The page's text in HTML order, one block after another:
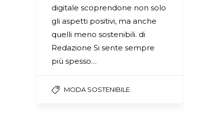
digitale scoprendone non solo
gli aspetti positivi, ma anche
quelli meno sostenibili. di
Redazione Si sente sempre
più spesso…
MODA SOSTENIBILE